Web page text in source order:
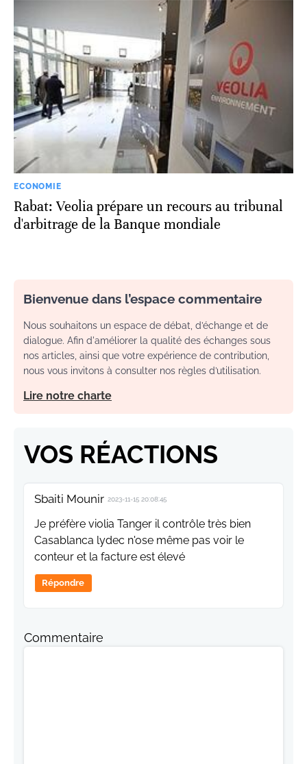
ECONOMIE
Rabat: Veolia prépare un recours au tribunal
d'arbitrage de la Banque mondiale
Bienvenue dans l’espace commentaire
Nous souhaitons un espace de débat, d’échange et de
dialogue. Afin d'améliorer la qualité des échanges sous
nos articles, ainsi que votre expérience de contribution,
nous vous invitons à consulter nos règles d’utilisation.
Lire notre charte
VOS RÉACTIONS
Sbaiti Mounir 2023-11-15 20:08:45
Je préfère violia Tanger il contrôle très bien
Casablanca lydec n'ose même pas voir le
conteur et la facture est élevé
Répondre
Commentaire